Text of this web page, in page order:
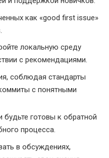
как «good first issue»
локальную среду
с рекомендациями.
соблюдая стандарты
с понятными
будьте готовы к обратной
процесса.
в обсуждениях,